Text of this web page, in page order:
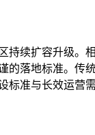
持续扩容升级。
的落地标准。传
标准与长效运营